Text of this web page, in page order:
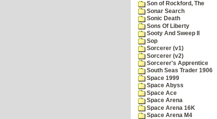
Son of Rockford, The
Sonar Search
Sonic Death
Sons Of Liberty
Sooty And Sweep II
Sop
Sorcerer (v1)
Sorcerer (v2)
Sorcerer's Apprentice
South Seas Trader 1906
Space 1999
Space Abyss
Space Ace
Space Arena
Space Arena 16K
Space Arena M4